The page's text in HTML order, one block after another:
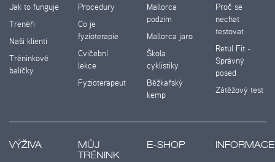
Jak to funguje
Trenéři
Naši klienti
Tréninkové
balíčky
Procedury
Co je
fyzioterapie
Cvičební
lekce
Fyzioterapeut
Mallorca
podzim
Mallorca jaro
Škola
cyklistiky
Běžkařský
kemp
Proč se
nechat
testovat
Retül Fit -
Správný
posed
Zátěžový test
VÝŽIVA
MŮJ
TRÉNINK
E-SHOP INFORMACE